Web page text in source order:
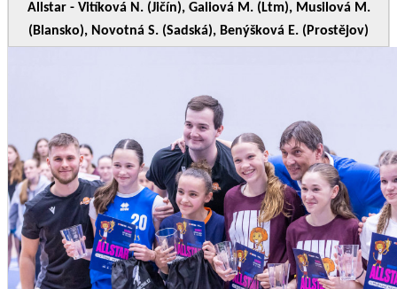
Allstar - Vitíková N. (Jičín), Galiová M. (Ltm), Musilová M.
(Blansko), Novotná S. (Sadská), Benýšková E. (Prostějov)